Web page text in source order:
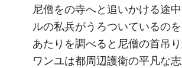
尼僧をの寺へと追いかける途
ルの私兵がうろついているの
あたりを調べると尼僧の首吊
ワンユは都周辺護衛の平凡な